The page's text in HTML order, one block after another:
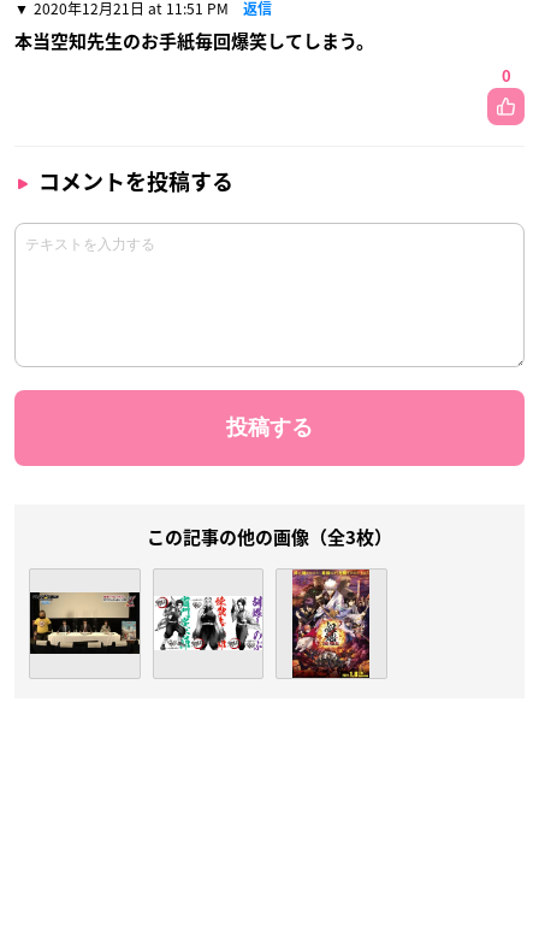
2020年12月21日 at 11:51 PM 返信
本当空知先生のお手紙毎回爆笑してしまう。
0
コメントを投稿する
この記事の他の画像（全3枚）